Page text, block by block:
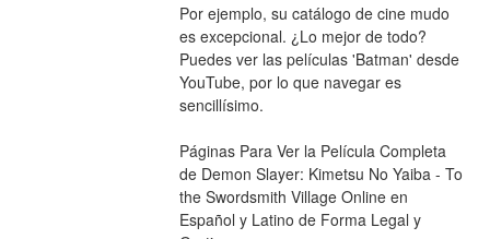
Por ejemplo, su catálogo de cine mudo
es excepcional. ¿Lo mejor de todo?
Puedes ver las películas 'Batman' desde
YouTube, por lo que navegar es
sencillísimo.
Páginas Para Ver la Película Completa
de Demon Slayer: Kimetsu No Yaiba - To
the Swordsmith Village Online en
Español y Latino de Forma Legal y